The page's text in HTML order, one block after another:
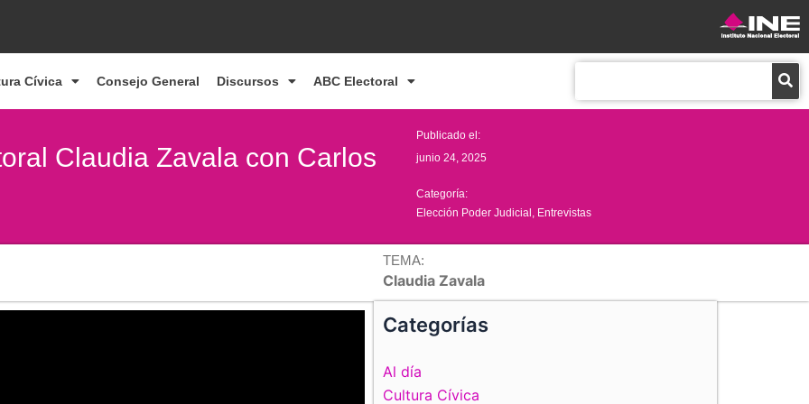
Cívica Consejo General Discursos ABC Electoral
Claudia Zavala con Carlos
Publicado el:
junio 24, 2025
Categoría:
Elección Poder Judicial Entrevistas
TEMA:
Claudia Zavala
Categorías
Al día
Cultura Cívica